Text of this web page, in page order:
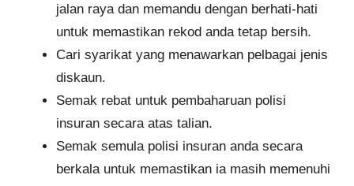
jalan raya dan memandu dengan berhati-hati
untuk memastikan rekod anda tetap bersih.
Cari syarikat yang menawarkan pelbagai jenis
diskaun.
Semak rebat untuk pembaharuan polisi
insuran secara atas talian​​​.
Semak semula polisi insuran anda secara
berkala untuk memastikan ia masih memenuhi